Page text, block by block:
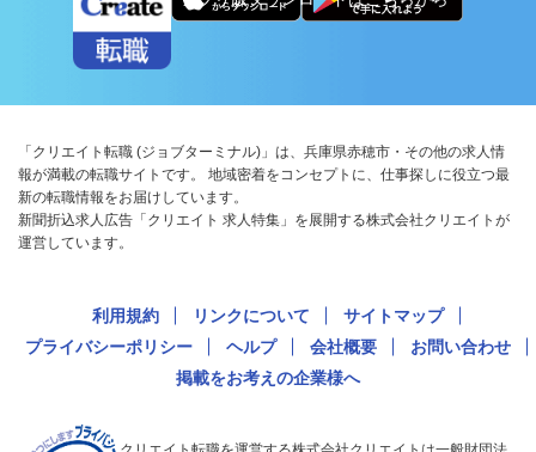
「クリエイト転職 (ジョブターミナル)」は、兵庫県赤穂市・その他の求人情
報が満載の転職サイトです。 地域密着をコンセプトに、仕事探しに役立つ最
新の転職情報をお届けしています。
新聞折込求人広告「クリエイト 求人特集」を展開する株式会社クリエイトが
運営しています。
利用規約 リンクについて
サイトマップ
プライバシーポリシー
ヘルプ 会社概要
お問い合わせ
掲載をお考えの企業様へ